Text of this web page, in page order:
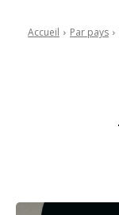
Accueil Par pays